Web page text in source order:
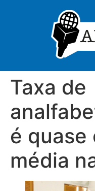
Taxa de
é quase
média